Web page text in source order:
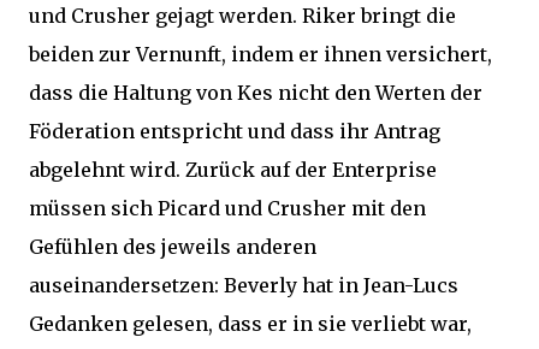
und Crusher gejagt werden. Riker bringt die
beiden zur Vernunft, indem er ihnen versichert,
dass die Haltung von Kes nicht den Werten der
Föderation entspricht und dass ihr Antrag
abgelehnt wird. Zurück auf der Enterprise
müssen sich Picard und Crusher mit den
Gefühlen des jeweils anderen
auseinandersetzen: Beverly hat in Jean-Lucs
Gedanken gelesen, dass er in sie verliebt war,